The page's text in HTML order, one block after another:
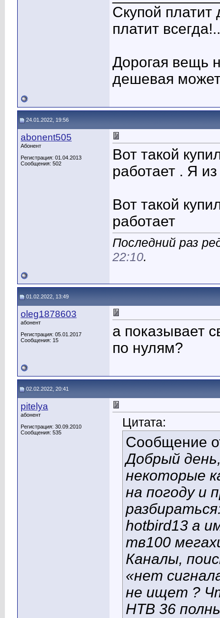
Скупой
платит
Дорогая вещь
дешевая
24.01.2022, 19:56
abonent505
Абонент
Регистрация: 01.04.2013
Сообщения: 502
Вот такой
работает . Я
Вот такой
работает
Последний раз
22:10.
01.02.2022, 13:49
oleg1878603
абонент
Регистрация: 05.01.2017
Сообщения: 15
а показывает
по нулям?
02.02.2022, 20:41
pitelya
абонент
Регистрация: 30.09.2010
Сообщения: 535
Цитата:
Сообщение
Добрый
некоторые
на погоду и
hotbird13 а
тв100
Каналы,
«нет
не ищет ?
НТВ 36